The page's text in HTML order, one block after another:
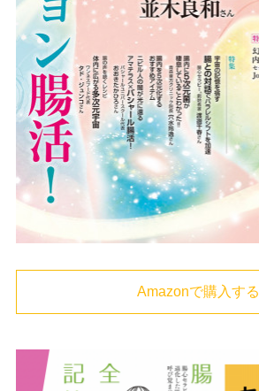
Amazonで購入する